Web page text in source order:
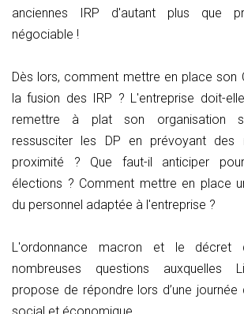
anciennes IRP d'autant plus que
négociable !
Dès lors, comment mettre en place son
la fusion des IRP ? L'entreprise doit-
remettre à plat son organisation
ressusciter les DP en prévoyant des
proximité ? Que faut-il anticiper
élections ? Comment mettre en place
du personnel adaptée à l'entreprise ?
L'ordonnance macron et le décret
nombreuses questions auxquelles
propose de répondre lors d’une